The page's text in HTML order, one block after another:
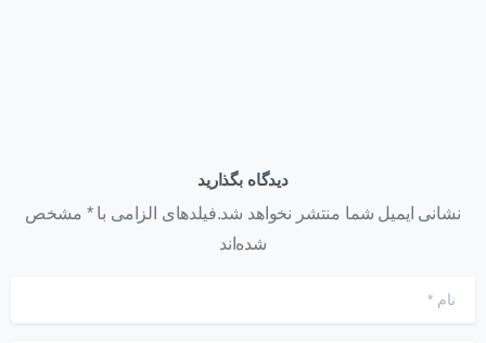
دیدگاه بگذارید
نشانی ایمیل شما منتشر نخواهد شد.فیلدهای الزامی با * مشخص
شده‌اند
*